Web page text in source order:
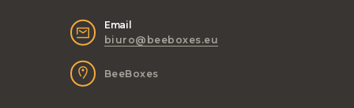
Email
biuro@beeboxes.eu
BeeBoxes